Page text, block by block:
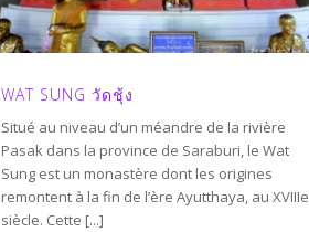
WAT SUNG วัดชุ้ง
Situé au niveau d’un méandre de la rivière
Pasak dans la province de Saraburi, le Wat
Sung est un monastère dont les origines
remontent à la fin de l’ère Ayutthaya, au XVIIIe
siècle. Cette [...]